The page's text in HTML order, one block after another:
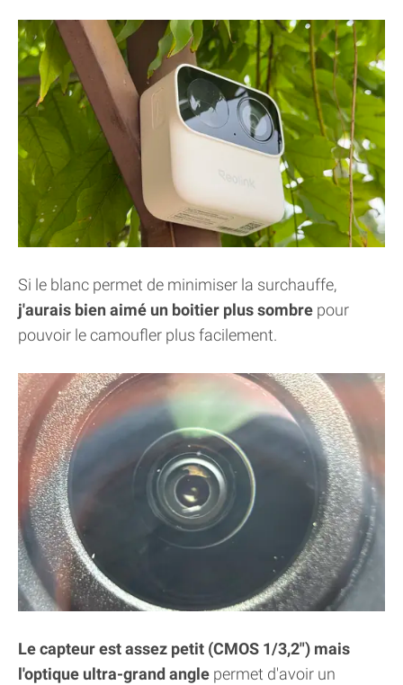
Si le blanc permet de minimiser la surchauffe,
j'aurais bien aimé un boitier plus sombre pour
pouvoir le camoufler plus facilement.
Le capteur est assez petit (CMOS 1/3,2") mais
l'optique ultra-grand angle permet d'avoir un